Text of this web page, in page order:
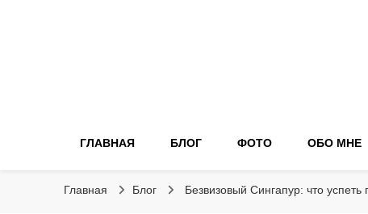
ГЛАВНАЯ БЛОГ ФОТО ОБО МНЕ
Главная Блог Безвизовый Сингапур: что успеть